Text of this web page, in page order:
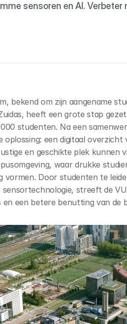
sensoren en AI.
bekend om zijn aangename
heeft een grote stap
studenten. Na een
oplossing: een digitaal
en geschikte plek kunnen
waar drukke
vormen. Door studenten te
streeft de
een betere benutting van de